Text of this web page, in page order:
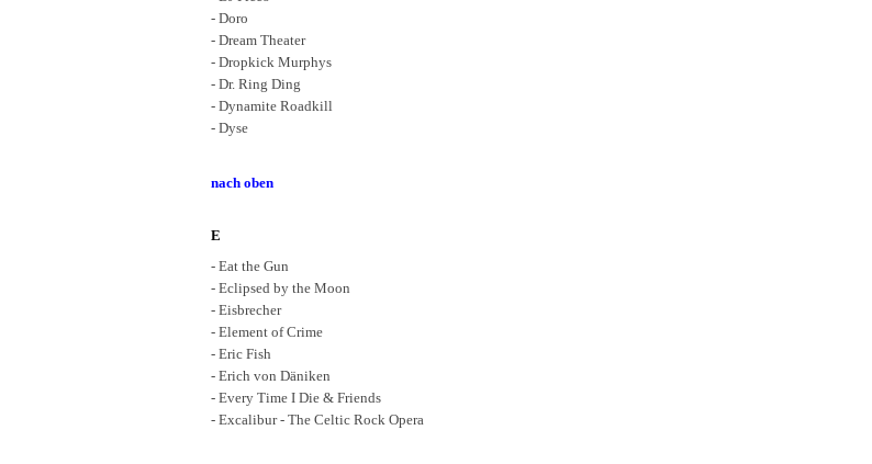
- Doro
- Dream Theater
- Dropkick Murphys
- Dr. Ring Ding
- Dynamite Roadkill
- Dyse
nach oben
E
- Eat the Gun
- Eclipsed by the Moon
- Eisbrecher
- Element of Crime
- Eric Fish
- Erich von Däniken
- Every Time I Die & Friends
- Excalibur - The Celtic Rock Opera